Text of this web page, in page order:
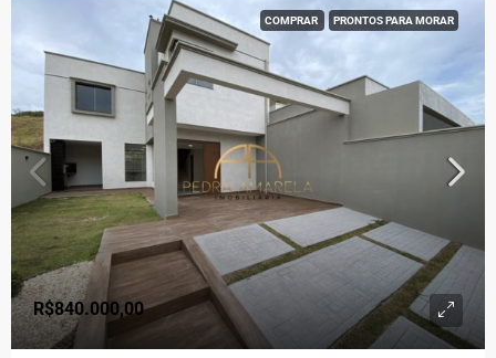
COMPRAR PRONTOS PARA MORAR
R$840.000,00